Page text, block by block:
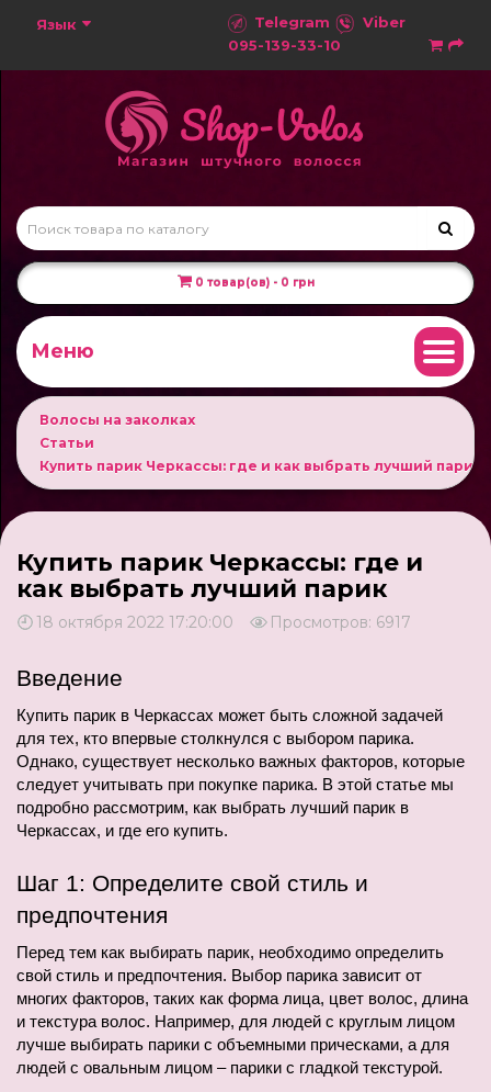
Язык Telegram
Viber
095-139-33-10
0 товар(ов) - 0 грн
Меню
Волосы на заколках
Статьи
Купить парик Черкассы: где и как выбрать лучший парик
Купить парик Черкассы: где и
как выбрать лучший парик
18 октября 2022 17:20:00 Просмотров: 6917
Введение
Купить парик в Черкассах может быть сложной задачей
для тех, кто впервые столкнулся с выбором парика.
Однако, существует несколько важных факторов, которые
следует учитывать при покупке парика. В этой статье мы
подробно рассмотрим, как выбрать лучший парик в
Черкассах, и где его купить.
Шаг 1: Определите свой стиль и
предпочтения
Перед тем как выбирать парик, необходимо определить
свой стиль и предпочтения. Выбор парика зависит от
многих факторов, таких как форма лица, цвет волос, длина
и текстура волос. Например, для людей с круглым лицом
лучше выбирать парики с объемными прическами, а для
людей с овальным лицом – парики с гладкой текстурой.